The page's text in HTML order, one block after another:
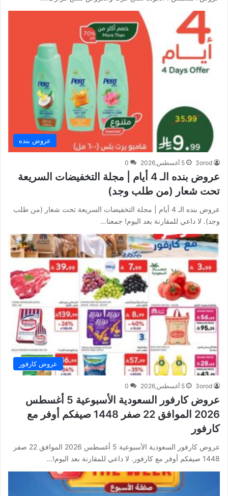
عروض بنده
3orod 5 أغسطس,2026 0
عروض بنده الـ 4 أيام | مجلة التخفيضات السريعة
تحت شعار (من طلب وجد)
عروض بنده الـ 4 أيام | مجلة التخفيضات السريعة تحت شعار (من طلب
وجد). لا داعي للمقارنة بعد اليوم! جمعنا…
عروض كارفور
3orod 5 أغسطس,2026 0
عروض كارفور السعودية الأسبوعية 5 أغسطس
2026 الموافق 22 صفر 1448 صيفكم أوفر مع
كارفور
عروض كارفور السعودية الأسبوعية 5 أغسطس 2026 الموافق 22 صفر
1448 صيفكم أوفر مع كارفور. لا داعي للمقارنة بعد اليوم!…